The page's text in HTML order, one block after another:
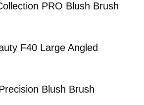
PRO Blush Brush
F40 Large Angled
Blush Brush